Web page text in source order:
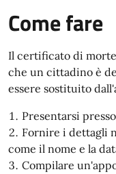
Come fare
Il certificato di
che un cittadino è
essere sostituito
Presentarsi
Fornire i dettagli
come il nome e la
Compilare